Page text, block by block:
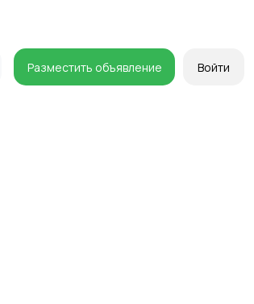
Разместить объявление Войти